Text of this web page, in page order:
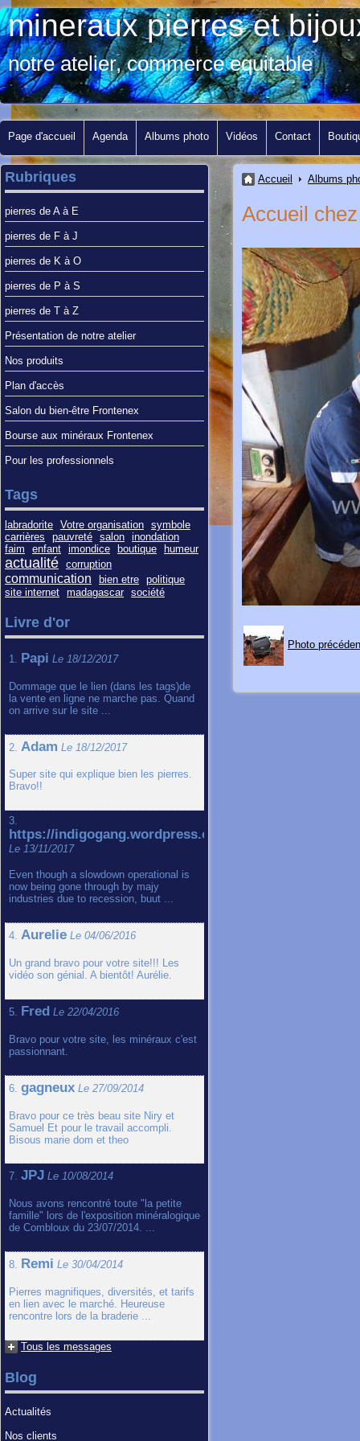
mineraux pierres et
notre atelier, commerce equitable
Page d'accueil Agenda Albums photo Vidéos Contact
Accueil Albums
Accueil
Photo
Rubriques
pierres de A à E
pierres de F à J
pierres de K à O
pierres de P à S
pierres de T à Z
Présentation de notre atelier
Nos produits
Plan d'accès
Salon du bien-être Frontenex
Bourse aux minéraux Frontenex
Pour les professionnels
Tags
labradorite Votre organisation symbole
carrières
pauvreté salon inondation
faim
enfant imondice boutique humeur
actualité corruption
communication bien etre politique
site internet madagascar société
Livre d'or
1. Papi Le 18/12/2017
Dommage que le lien (dans les tags)de
la vente en ligne ne marche pas. Quand
on arrive sur le site ...
2. Adam Le 18/12/2017
Super site qui explique bien les pierres.
Bravo!!
3.
https://indigogang.wordpress.com
Le 13/11/2017
Even though a slowdown operational is
now being gone through by majy
industries due to recession, buut ...
4. Aurelie Le 04/06/2016
Un grand bravo pour votre site!!! Les
vidéo son génial. A bientôt! Aurélie.
5. Fred Le 22/04/2016
Bravo pour votre site, les minéraux c'est
passionnant.
6. gagneux Le 27/09/2014
Bravo pour ce très beau site Niry et
Samuel Et pour le travail accompli.
Bisous marie dom et theo
7. JPJ Le 10/08/2014
Nous avons rencontré toute "la petite
famille" lors de l'exposition minéralogique
de Combloux du 23/07/2014. ...
8. Remi Le 30/04/2014
Pierres magnifiques, diversités, et tarifs
en lien avec le marché. Heureuse
rencontre lors de la braderie ...
Tous les messages
Blog
Actualités
Nos clients